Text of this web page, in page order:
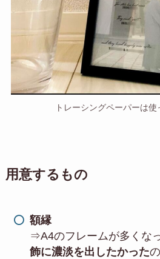
トレーシングペーパーは使
用意するもの
額縁
⇒A4のフレームが多くな
飾に濃淡を出したかった